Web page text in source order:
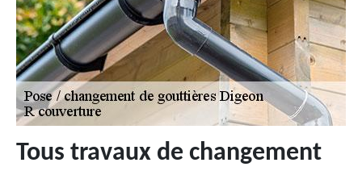
Tous travaux de changement